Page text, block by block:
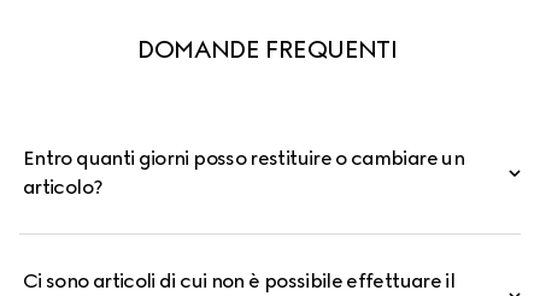
DOMANDE FREQUENTI
Entro quanti giorni posso restituire o cambiare un
articolo?
Ci sono articoli di cui non è possibile effettuare il